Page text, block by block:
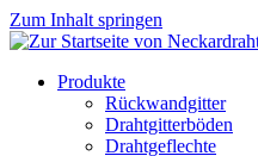
Zum Inhalt springen
Produkte
Rückwandgitter
Drahtgitterböden
Drahtgeflechte